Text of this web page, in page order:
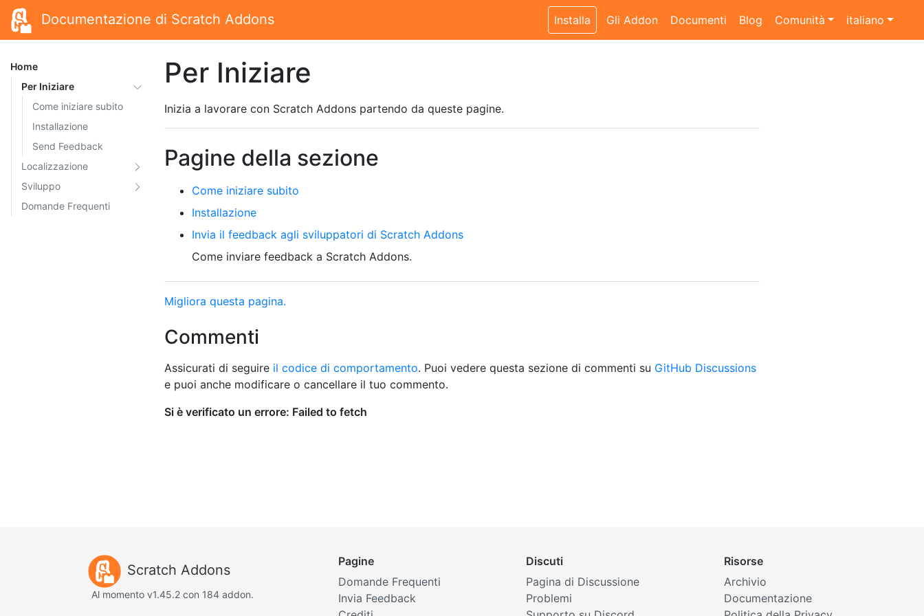
Documentazione di Scratch Addons Installa Gli Addon Documenti Blog Comunità italiano
Home
Per Iniziare
Come iniziare subito
Installazione
Send Feedback
Localizzazione
Sviluppo
Domande Frequenti
Per Iniziare
Inizia a lavorare con Scratch Addons partendo da queste pagine.
Pagine della sezione
Come iniziare subito
Installazione
Invia il feedback agli sviluppatori di Scratch Addons
Come inviare feedback a Scratch Addons.
Migliora questa pagina.
Commenti
Assicurati di seguire il codice di comportamento. Puoi vedere questa sezione di commenti su GitHub Discussions
e puoi anche modificare o cancellare il tuo commento.
Scratch Addons
Al momento v1.45.2 con 184 addon.
Pagine
Domande Frequenti
Invia Feedback
Discuti
Pagina di Discussione
Problemi
Risorse
Archivio
Documentazione